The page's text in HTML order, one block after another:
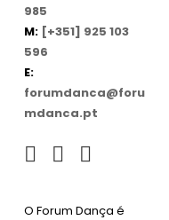
985
M: [+351] 925 103
596
E:
forumdanca@foru
mdanca.pt
O Forum Dança é